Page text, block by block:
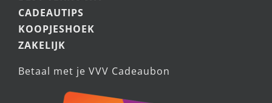
CADEAUTIPS
KOOPJESHOEK
ZAKELIJK
Betaal met je VVV Cadeaubon